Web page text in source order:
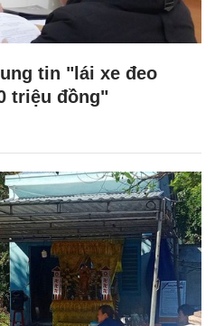
tin "lái xe đeo
triệu đồng"